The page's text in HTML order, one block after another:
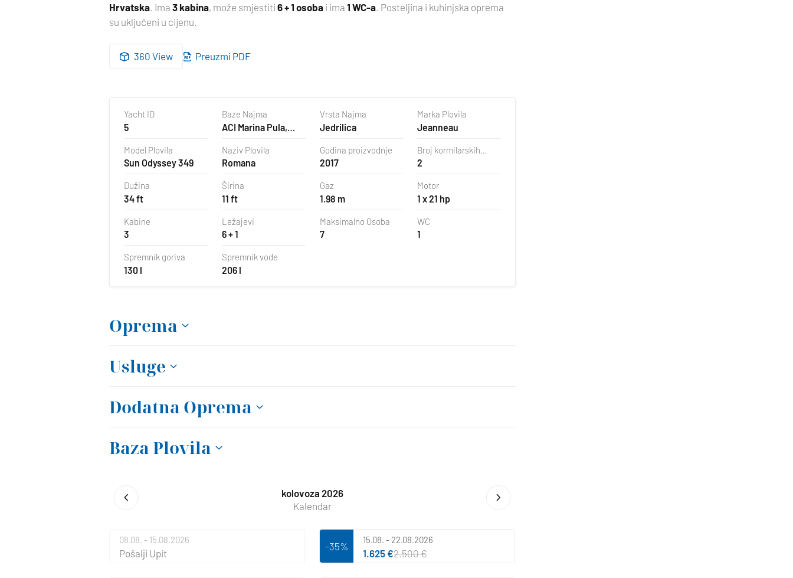
Hrvatska . Ima3 kabina, može smjestiti6 + 1 osoba i ima1 WC-a . Posteljina i kuhinjska oprema
su uključeni u cijenu.
360 View Preuzmi PDF
Yacht ID
5
Baze Najma
ACI Marina Pula,
Vrsta Najma
Jedrilica
Marka Plovila
Jeanneau
Model Plovila
Sun Odyssey 349
Naziv Plovila
Romana
Godina proizvodnje
2017
Broj kormilarskih
peraja
2
Dužina
34 ft
Širina
11 ft
Gaz
1.98 m
Motor
1 x 21 hp
Kabine
3
Ležajevi
6 + 1
Maksimalno Osoba
7
WC
1
Spremnik goriva
130 l
Spremnik vode
206 l
Oprema
Usluge
Dodatna Oprema
Baza Plovila
kolovoza 2026
Kalendar
08.08. - 15.08.2026
Pošalji Upit
-35%
15.08. - 22.08.2026
1.625 €2.500 €